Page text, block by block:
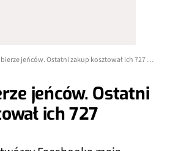
Meta nie bierze jeńców. Ostatni zakup kosztował ich 727 milionów
jeńców. Ostatni
ich 727